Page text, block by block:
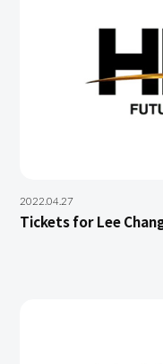
2022.04.27
Tickets for Lee